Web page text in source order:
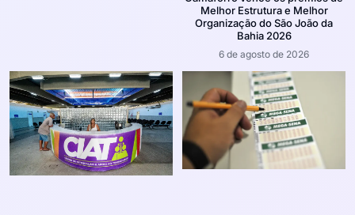
Melhor Estrutura e Melhor
Organização do São João da
Bahia 2026
6 de agosto de 2026